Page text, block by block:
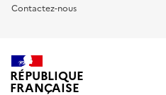
Contactez-nous
RÉPUBLIQUE
FRANÇAISE